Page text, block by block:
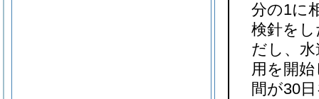
分の1に
検針を
だし、
用を開
間が30